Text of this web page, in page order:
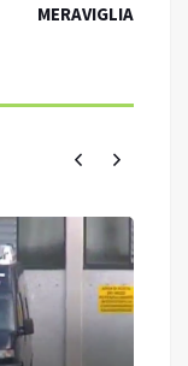
MERAVIGLIA